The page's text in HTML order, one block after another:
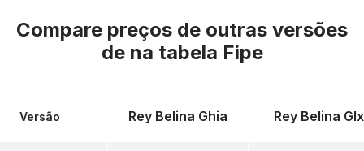
Compare preços de outras versões
de na tabela Fipe
Versão Rey Belina Ghia Rey Belina Glx